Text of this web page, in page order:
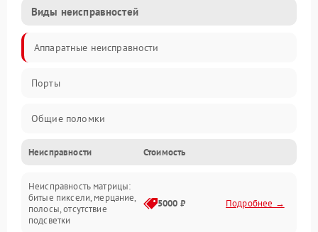
Виды неисправностей
Аппаратные неисправности
Порты
Общие поломки
Устройства
Программные ошибки
Электрические и системные сбои
Неисправности Стоимость
Неисправность матрицы:
битые пиксели, мерцание,
полосы, отсутствие
подсветки
5000 ₽ Подробнее →